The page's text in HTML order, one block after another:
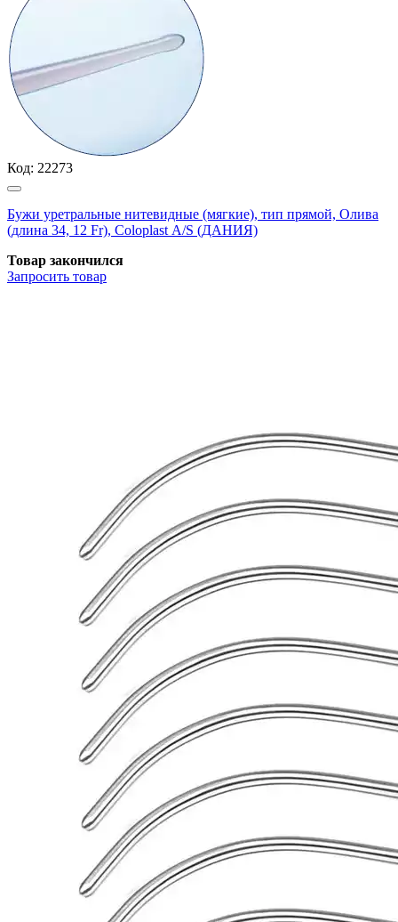
Код: 22273
Бужи уретральные нитевидные (мягкие), тип прямой, Олива
(длина 34, 12 Fr), Coloplast А/S (ДАНИЯ)
Товар закончился
Запросить товар